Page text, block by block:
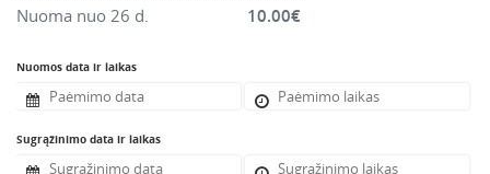
Vandens ir purvo siurbliai
Nuoma nuo 26 d. 10.00€
Nuomos data ir laikas
Sugrąžinimo data ir laikas